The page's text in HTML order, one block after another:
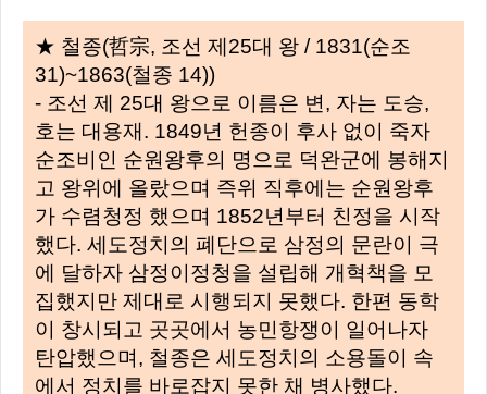
★ 철종(哲宗, 조선 제25대 왕 / 1831(순조
31)~1863(철종 14))
- 조선 제 25대 왕으로 이름은 변, 자는 도승,
호는 대용재. 1849년 헌종이 후사 없이 죽자
순조비인 순원왕후의 명으로 덕완군에 봉해지
고 왕위에 올랐으며 즉위 직후에는 순원왕후
가 수렴청정 했으며 1852년부터 친정을 시작
했다. 세도정치의 폐단으로 삼정의 문란이 극
에 달하자 삼정이정청을 설립해 개혁책을 모
집했지만 제대로 시행되지 못했다. 한편 동학
이 창시되고 곳곳에서 농민항쟁이 일어나자
탄압했으며, 철종은 세도정치의 소용돌이 속
에서 정치를 바로잡지 못한 채 병사했다.